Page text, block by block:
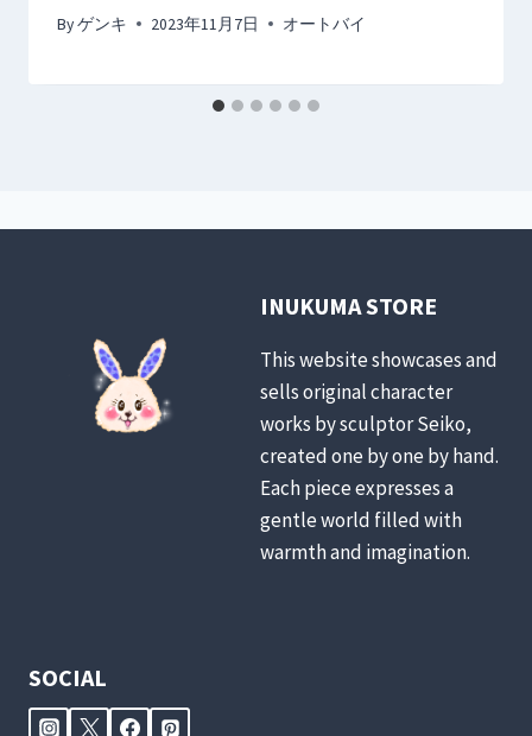
Byゲンキ 2023年11月7日 オートバイ
INUKUMA STORE
This website showcases and
sells original character
works by sculptor Seiko,
created one by one by hand.
Each piece expresses a
gentle world filled with
warmth and imagination.
SOCIAL